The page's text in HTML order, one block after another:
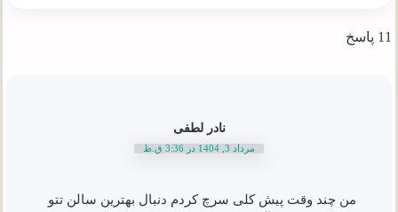
11 پاسخ
نادر لطفی
مرداد 3, 1404 در 3:36 ق.ظ
من چند وقت پیش کلی سرچ کردم دنبال بهترین سالن تتو